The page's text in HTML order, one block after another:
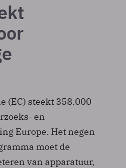
(EC) steekt 358.000
en
Europe. Het negen
moet de
van apparatuur,